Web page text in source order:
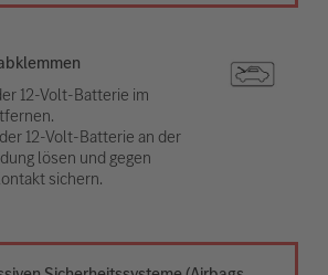
12-Volt-Batterie im
12-Volt-Batterie an der
lösen und gegen
sichern.